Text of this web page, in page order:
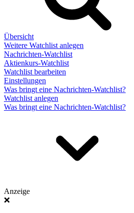
Übersicht
Weitere Watchlist anlegen
Nachrichten-Watchlist
Aktienkurs-Watchlist
Watchlist bearbeiten
Einstellungen
Was bringt eine Nachrichten-Watchlist?
Watchlist anlegen
Was bringt eine Nachrichten-Watchlist?
Anzeige
❌